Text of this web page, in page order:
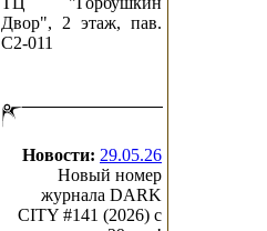
Двор", 2 этаж, пав.
C2-011
Новости: 29.05.26
Новый номер
журнала DARK
CITY #141 (2026) c